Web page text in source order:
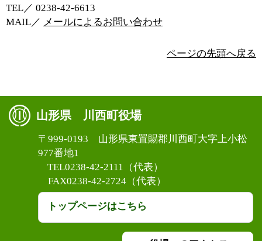
TEL／ 0238‐42‐6613
MAIL／ メールによるお問い合わせ
ページの先頭へ戻る
山形県 川西町役場
〒999-0193 山形県東置賜郡川西町大字上小松
977番地1
TEL0238-42-2111（代表）
FAX0238-42-2724（代表）
トップページはこちら